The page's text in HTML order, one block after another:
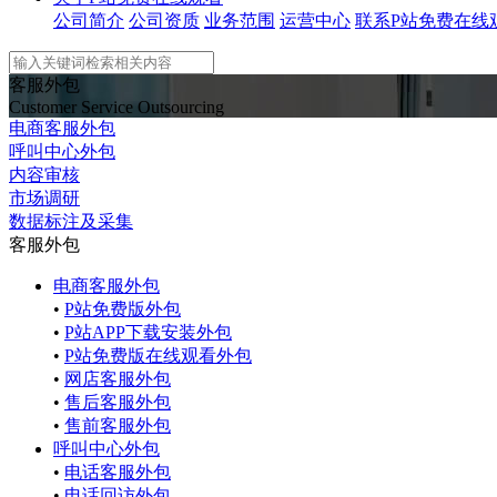
公司简介 公司资质 业务范围 运营中心 联系P站免费在线
客服外包
Customer Service Outsourcing
电商客服外包
呼叫中心外包
内容审核
市场调研
数据标注及采集
客服外包
电商客服外包
• P站免费版外包
• P站APP下载安装外包
• P站免费版在线观看外包
• 网店客服外包
• 售后客服外包
• 售前客服外包
呼叫中心外包
• 电话客服外包